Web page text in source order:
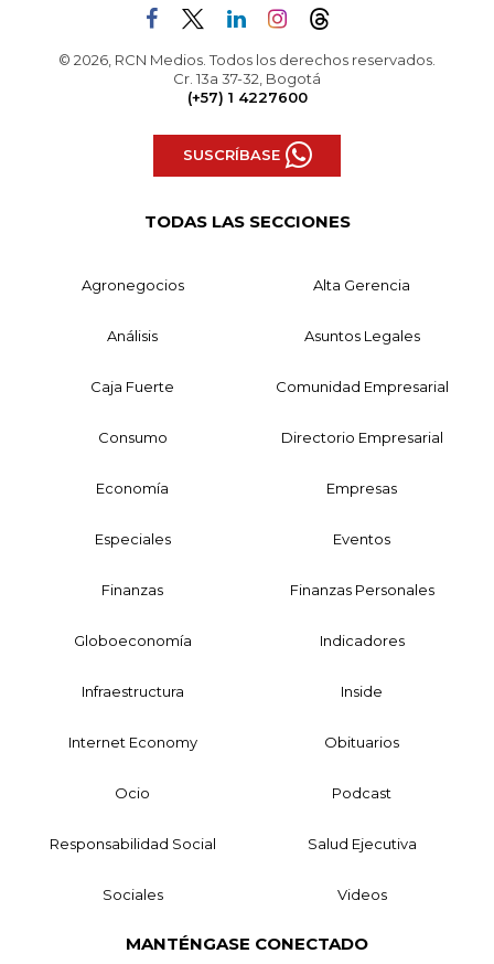
© 2026, RCN Medios. Todos los derechos reservados.
Cr. 13a 37-32, Bogotá
(+57) 1 4227600
SUSCRÍBASE
TODAS LAS SECCIONES
Agronegocios Alta Gerencia
Análisis Asuntos Legales
Caja Fuerte Comunidad Empresarial
Consumo Directorio Empresarial
Economía Empresas
Especiales Eventos
Finanzas Finanzas Personales
Globoeconomía Indicadores
Infraestructura Inside
Internet Economy Obituarios
Ocio Podcast
Responsabilidad Social Salud Ejecutiva
Sociales Videos
MANTÉNGASE CONECTADO